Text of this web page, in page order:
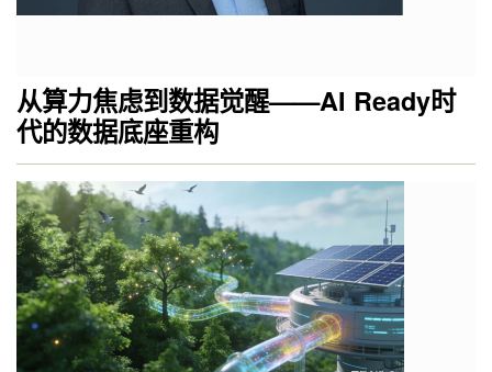
从算力焦虑到数据觉醒——AI Ready时
代的数据底座重构